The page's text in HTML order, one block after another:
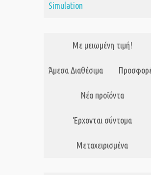
Simulation
Με μειωμένη τιμή!
Άμεσα Διαθέσιμα
Νέα προϊόντα
Έρχονται σύντομα
Μεταχειρισμένα